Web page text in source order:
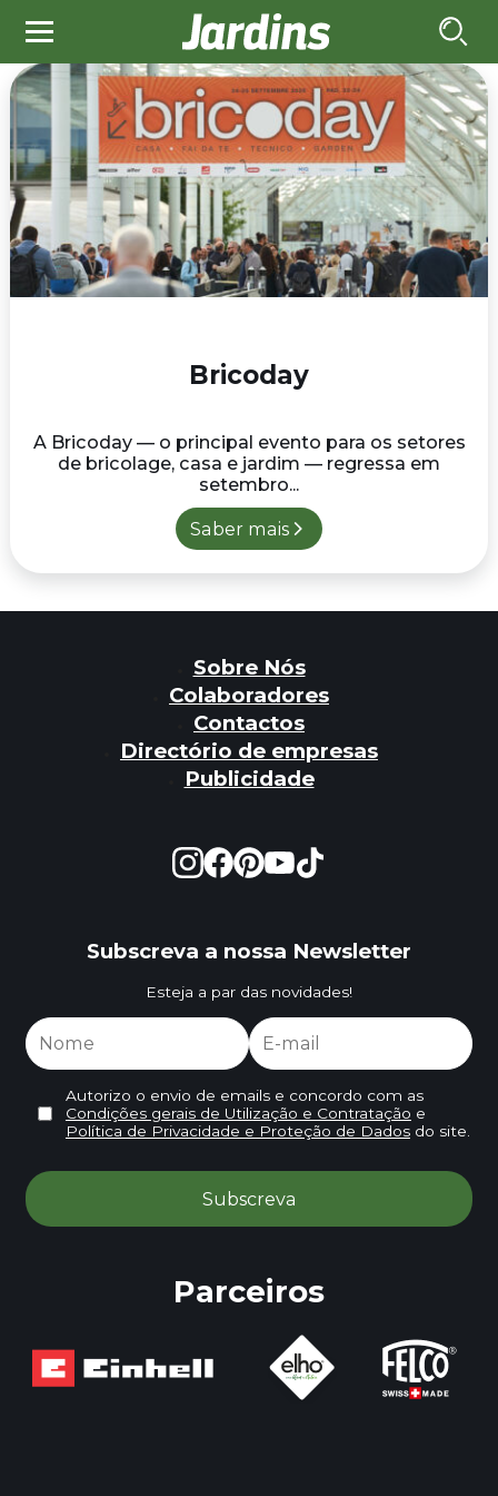
Bricoday
A Bricoday — o principal evento para os setores
de bricolage, casa e jardim — regressa em
setembro...
Saber mais
Sobre Nós
Colaboradores
Contactos
Directório de empresas
Publicidade
Subscreva a nossa Newsletter
Esteja a par das novidades!
Autorizo o envio de emails e concordo com as
Condições gerais de Utilização e Contratação e
Política de Privacidade e Proteção de Dadosdo site.
Parceiros